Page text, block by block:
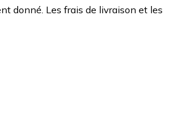
donné. Les frais de livraison et les